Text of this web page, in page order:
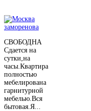
СВОБОДНА
Сдается на
сутки,на
часы.Квартира
полностью
мебелирована
гарнитурной
мебелью.Вся
бытовая.Я...